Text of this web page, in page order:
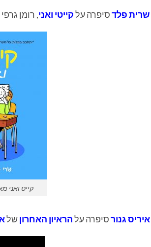
שרית פלדסיפרה עלקייטי ואני, רומן
קייט ואני
איריס גנורסיפרה עלהראיון האחרוןשל